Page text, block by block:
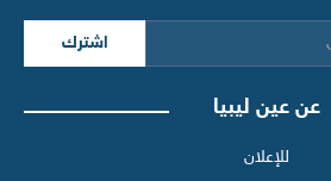
اشترك
عن عين ليبيا
للإعلان